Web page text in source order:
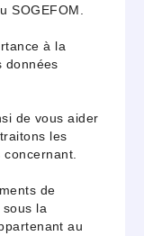
SOGEFOM.
à la
données
de vous aider
les
de
la
au